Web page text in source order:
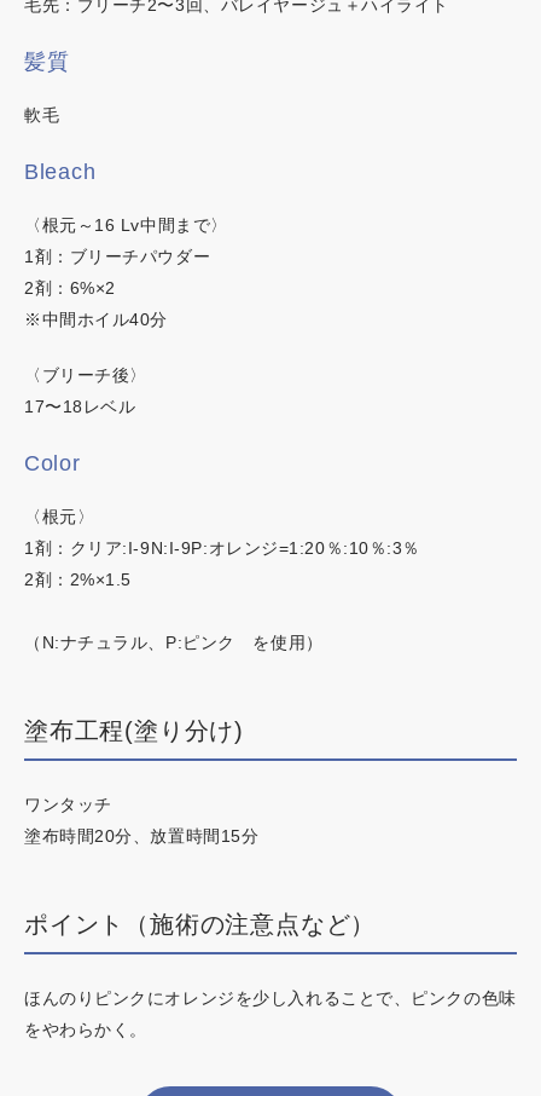
カラーチャート
イロリド
ヒカリナス
ネイチャーディープカラー
ネイチャーディープスピーディーカラー
毛先：ブリーチ2〜3回、バレイヤージュ＋ハイライト
髪質
軟毛
Bleach
〈根元～16 Lv中間まで〉
1剤：ブリーチパウダー
2剤：6%×2
※中間ホイル40分
〈ブリーチ後〉
17〜18レベル
Color
〈根元〉
1剤：クリア:I-9N:I-9P:オレンジ=1:20％:10％:3％
2剤：2%×1.5
（N:ナチュラル、P:ピンク を使用）
塗布工程(塗り分け)
ワンタッチ
塗布時間20分、放置時間15分
ポイント（施術の注意点など）
ほんのりピンクにオレンジを少し入れることで、ピンクの色味
をやわらかく。